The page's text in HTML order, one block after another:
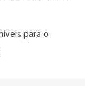
para o